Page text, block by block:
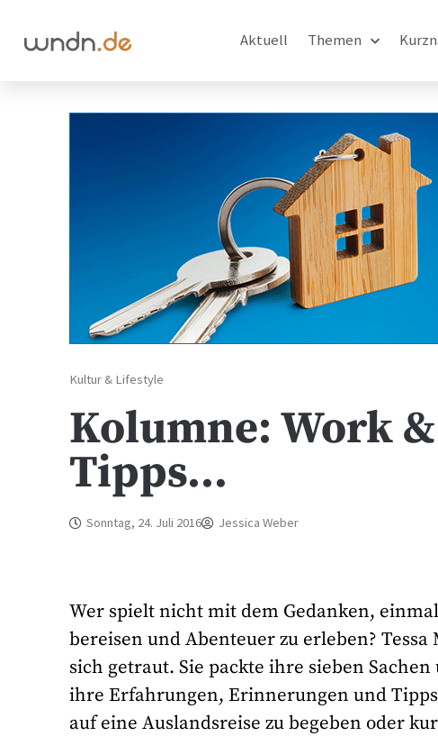
Aktuell Themen
Kultur & Lifestyle
Kolumne: Work
Tipps…
Sonntag, 24. Juli 2016 Jessica Weber
Wer spielt nicht mit dem Gedanken,
bereisen und Abenteuer zu erleben?
sich getraut. Sie packte ihre sieben
ihre Erfahrungen, Erinnerungen und
auf eine Auslandsreise zu begeben oder